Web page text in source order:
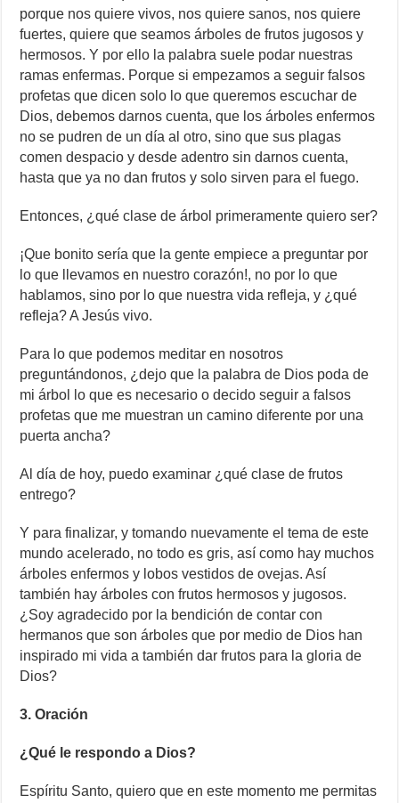
porque nos quiere vivos, nos quiere sanos, nos quiere
fuertes, quiere que seamos árboles de frutos jugosos y
hermosos. Y por ello la palabra suele podar nuestras
ramas enfermas. Porque si empezamos a seguir falsos
profetas que dicen solo lo que queremos escuchar de
Dios, debemos darnos cuenta, que los árboles enfermos
no se pudren de un día al otro, sino que sus plagas
comen despacio y desde adentro sin darnos cuenta,
hasta que ya no dan frutos y solo sirven para el fuego.
Entonces, ¿qué clase de árbol primeramente quiero ser?
¡Que bonito sería que la gente empiece a preguntar por
lo que llevamos en nuestro corazón!, no por lo que
hablamos, sino por lo que nuestra vida refleja, y ¿qué
refleja? A Jesús vivo.
Para lo que podemos meditar en nosotros
preguntándonos, ¿dejo que la palabra de Dios poda de
mi árbol lo que es necesario o decido seguir a falsos
profetas que me muestran un camino diferente por una
puerta ancha?
Al día de hoy, puedo examinar ¿qué clase de frutos
entrego?
Y para finalizar, y tomando nuevamente el tema de este
mundo acelerado, no todo es gris, así como hay muchos
árboles enfermos y lobos vestidos de ovejas. Así
también hay árboles con frutos hermosos y jugosos.
¿Soy agradecido por la bendición de contar con
hermanos que son árboles que por medio de Dios han
inspirado mi vida a también dar frutos para la gloria de
Dios?
3. Oración
¿Qué le respondo a Dios?
Espíritu Santo, quiero que en este momento me permitas